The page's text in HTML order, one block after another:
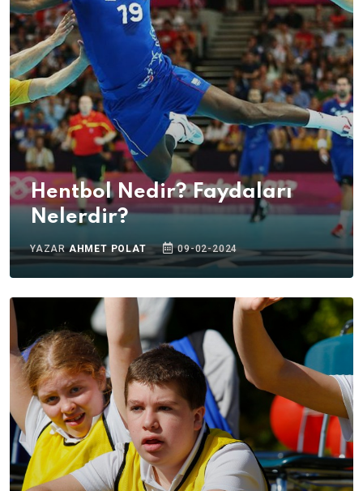
Hentbol Nedir? Faydaları
Nelerdir?
YAZARAHMET POLAT 09-02-2024